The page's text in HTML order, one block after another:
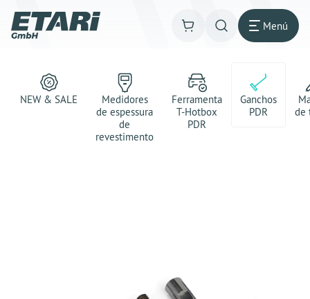
Menú
NEW & SALE
Medidores
de espessura
de
revestimento
Ferramenta
T-Hotbox
PDR
Ganchos
PDR
de